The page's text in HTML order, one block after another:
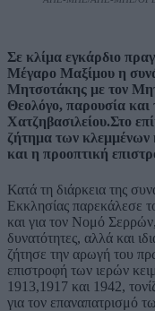
Σε κλίμα εγκάρδιο
Μέγαρο Μαξίμου η
Μητσοτάκης με τον
Θεολόγο, παρουσία
Χατζηβασιλείου.Στο
ζήτημα των κλεμμένων
και η προοπτική
Κατά τη διάρκεια της
Εκκλησίας παρεκάλεσε
και για τον Νομό
δυνατότητες, αλλά και
ζήτησε την αρωγή του
επιστροφή των ιερών
1913,1917 και 1942,
για τον επαναπατρισμό